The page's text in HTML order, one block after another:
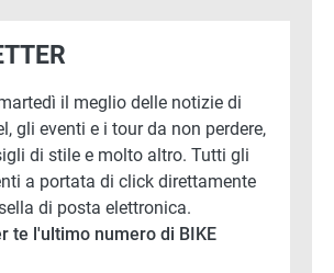
il meglio delle notizie di
gli eventi e i tour da non perdere,
di stile e molto altro. Tutti gli
a portata di click direttamente
di posta elettronica.
te l'ultimo numero di BIKE